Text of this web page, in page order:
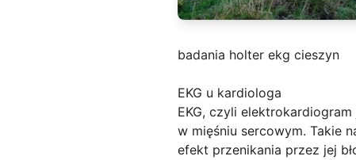
badania holter ekg cieszyn
EKG u kardiologa
EKG, czyli
w mięśniu sercowym. Takie
efekt przenikania przez jej